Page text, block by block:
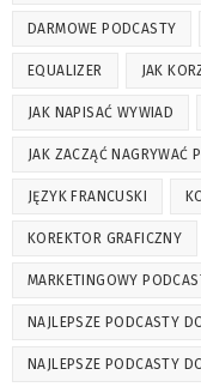
DARMOWE PODCASTY
EQUALIZER JAK
JAK NAPISAĆ WYWIAD
JAK ZACZĄĆ NAGRYWAĆ
JĘZYK FRANCUSKI
KOREKTOR GRAFICZNY
MARKETINGOWY
NAJLEPSZE PODCASTY
NAJLEPSZE PODCASTY